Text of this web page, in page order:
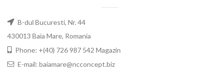
B-dul Bucuresti, Nr. 44
430013 Baia Mare, Romania
Phone: +(40) 726 987 542 Magazin
E-mail: baiamare@ncconcept.biz